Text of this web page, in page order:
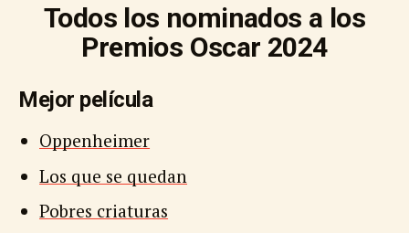
Todos los nominados a los
Premios Oscar 2024
Mejor película
Oppenheimer
Los que se quedan
Pobres criaturas